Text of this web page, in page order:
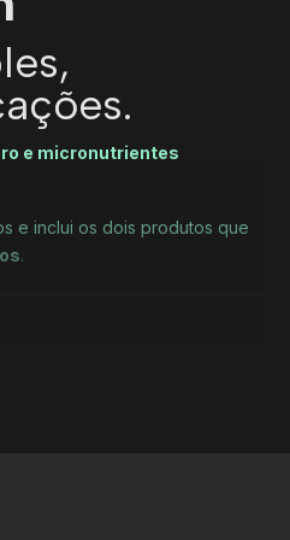
e micronutrientes
e inclui os dois produtos que
.